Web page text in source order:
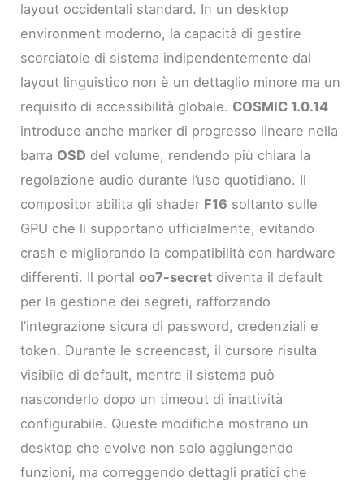
layout occidentali standard. In un desktop
environment moderno, la capacità di gestire
scorciatoie di sistema indipendentemente dal
layout linguistico non è un dettaglio minore ma un
requisito di accessibilità globale. COSMIC 1.0.14
introduce anche marker di progresso lineare nella
barra OSD del volume, rendendo più chiara la
regolazione audio durante l’uso quotidiano. Il
compositor abilita gli shader F16 soltanto sulle
GPU che li supportano ufficialmente, evitando
crash e migliorando la compatibilità con hardware
differenti. Il portaloo7-secret diventa il default
per la gestione dei segreti, rafforzando
l’integrazione sicura di password, credenziali e
token. Durante le screencast, il cursore risulta
visibile di default, mentre il sistema può
nasconderlo dopo un timeout di inattività
configurabile. Queste modifiche mostrano un
desktop che evolve non solo aggiungendo
funzioni, ma correggendo dettagli pratici che